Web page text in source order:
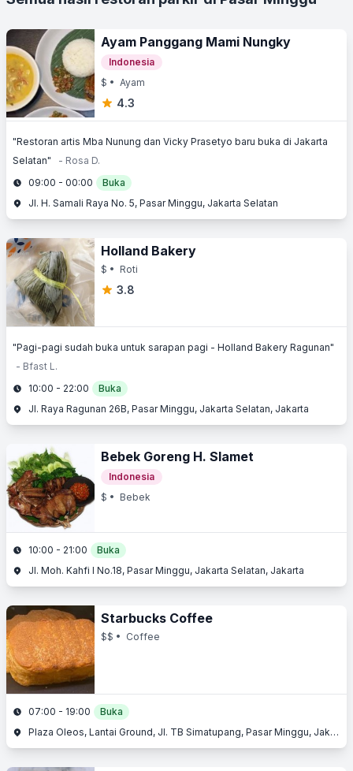
Ayam Panggang Mami Nungky
Indonesia
$ • Ayam
4.3
"Restoran artis Mba Nunung dan Vicky Prasetyo baru buka di Jakarta
Selatan"
- Rosa D.
09:00 - 00:00
Buka
Jl. H. Samali Raya No. 5, Pasar Minggu, Jakarta Selatan
Holland Bakery
$ • Roti
3.8
"Pagi-pagi sudah buka untuk sarapan pagi - Holland Bakery Ragunan"
- Bfast L.
10:00 - 22:00
Buka
Jl. Raya Ragunan 26B, Pasar Minggu, Jakarta Selatan, Jakarta
Bebek Goreng H. Slamet
Indonesia
$ • Bebek
10:00 - 21:00
Buka
Jl. Moh. Kahfi I No.18, Pasar Minggu, Jakarta Selatan, Jakarta
Starbucks Coffee
$$ • Coffee
07:00 - 19:00
Buka
Plaza Oleos, Lantai Ground, Jl. TB Simatupang, Pasar Minggu, Jakarta Selatan, Jakarta